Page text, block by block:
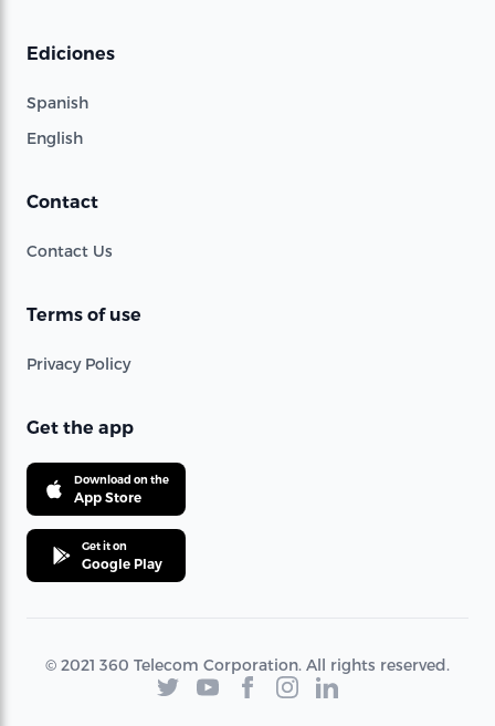
Ediciones
Spanish
English
Contact
Contact Us
Terms of use
Privacy Policy
Get the app
Download on the
App Store
Get it on
Google Play
© 2021 360 Telecom Corporation. All rights reserved.